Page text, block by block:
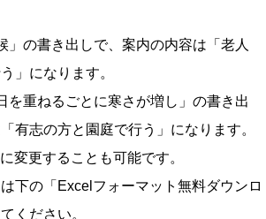
」の書き出しで、案内の内容は「老人
」になります。
を重ねるごとに寒さが増し」の書き出
有志の方と園庭で行う」になります。
変更することも可能です。
下の「Excelフォーマット無料ダウンロ
ください。